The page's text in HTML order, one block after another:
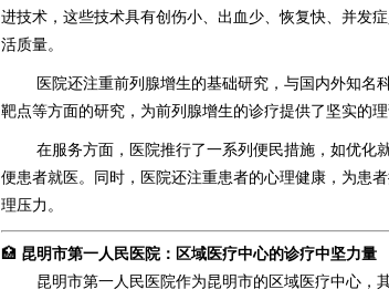
进技术，这些技术具有创伤小、出血少、恢复快、并发
活质量。
医院还注重前列腺增生的基础研究，与国内外知名
靶点等方面的研究，为前列腺增生的诊疗提供了坚实的理
在服务方面，医院推行了一系列便民措施，如优化
便患者就医。同时，医院还注重患者的心理健康，为患
理压力。
🏥 昆明市第一人民医院：区域医疗中心的诊疗中坚力量
昆明市第一人民医院作为昆明市的区域医疗中心，